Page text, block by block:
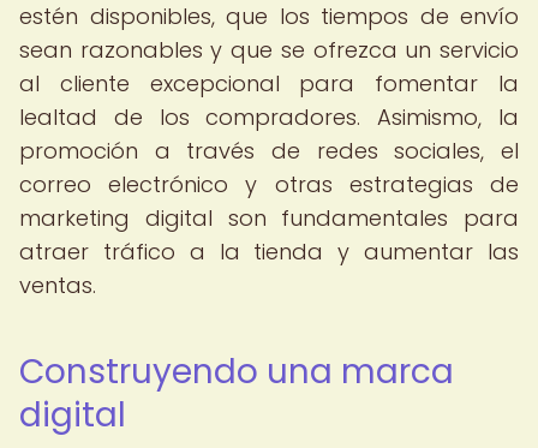
estén disponibles, que los tiempos de envío
sean razonables y que se ofrezca un servicio
al cliente excepcional para fomentar la
lealtad de los compradores. Asimismo, la
promoción a través de redes sociales, el
correo electrónico y otras estrategias de
marketing digital son fundamentales para
atraer tráfico a la tienda y aumentar las
ventas.
Construyendo una marca
digital